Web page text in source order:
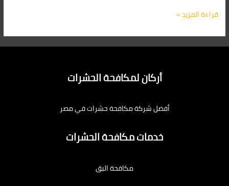
قراءة المزيد »
أركان لمكافحة الحشرات
أفضل شركة مكافحة حشرات في مصر
خدمات مكافحة الحشرات
مكافحة البق